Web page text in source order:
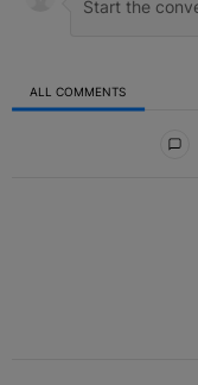
ALL COMMENTS